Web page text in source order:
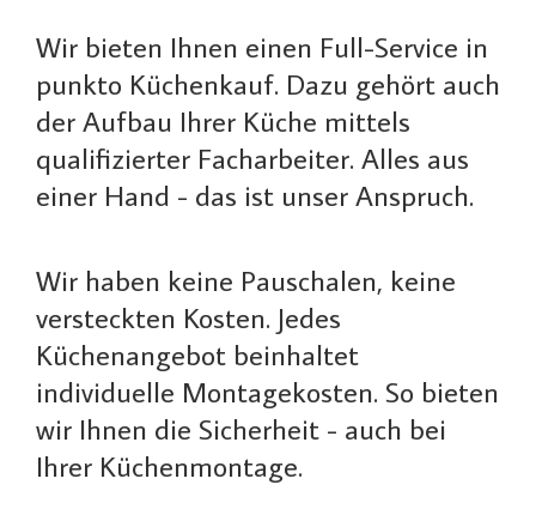
Wir bieten Ihnen einen Full-Service in
punkto Küchenkauf. Dazu gehört auch
der Aufbau Ihrer Küche mittels
qualifizierter Facharbeiter. Alles aus
einer Hand - das ist unser Anspruch.
Wir haben keine Pauschalen, keine
versteckten Kosten. Jedes
Küchenangebot beinhaltet
individuelle Montagekosten. So bieten
wir Ihnen die Sicherheit - auch bei
Ihrer Küchenmontage.